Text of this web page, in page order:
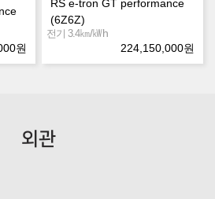
원
RS e-tron GT performance
(6Z6Z)
전기 3.4㎞/㎾h
224,150,000원
외관